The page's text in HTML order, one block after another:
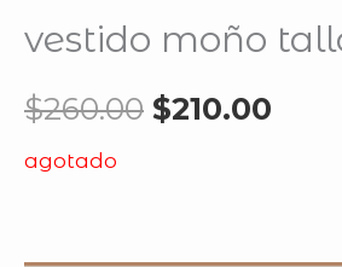
vestido moño
$260.00 $210.00
agotado